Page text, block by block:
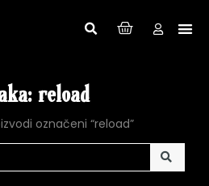
reload
označeni “reload”